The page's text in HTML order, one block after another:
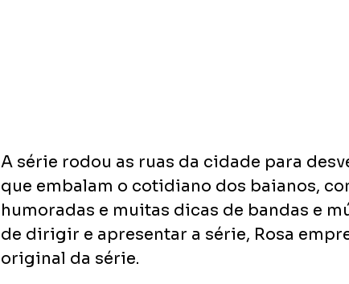
A série rodou as ruas da cidade para
que embalam o cotidiano dos baianos,
humoradas e muitas dicas de bandas e
de dirigir e apresentar a série, Rosa
original da série.